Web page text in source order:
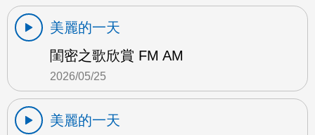
美麗的一天
閨密之歌欣賞 FM AM
2026/05/25
美麗的一天